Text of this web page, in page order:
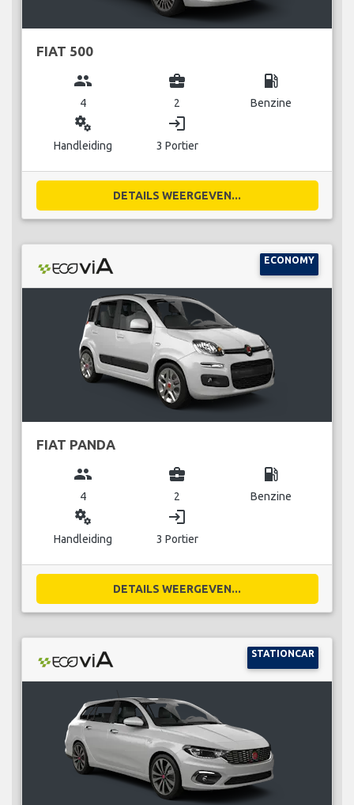
FIAT 500
group
4
business_center
2
local_gas_station
Benzine
miscellaneous_services
Handleiding
login
3 Portier
DETAILS WEERGEVEN...
ECONOMY
FIAT PANDA
group
4
business_center
2
local_gas_station
Benzine
miscellaneous_services
Handleiding
login
3 Portier
DETAILS WEERGEVEN...
STATIONCAR